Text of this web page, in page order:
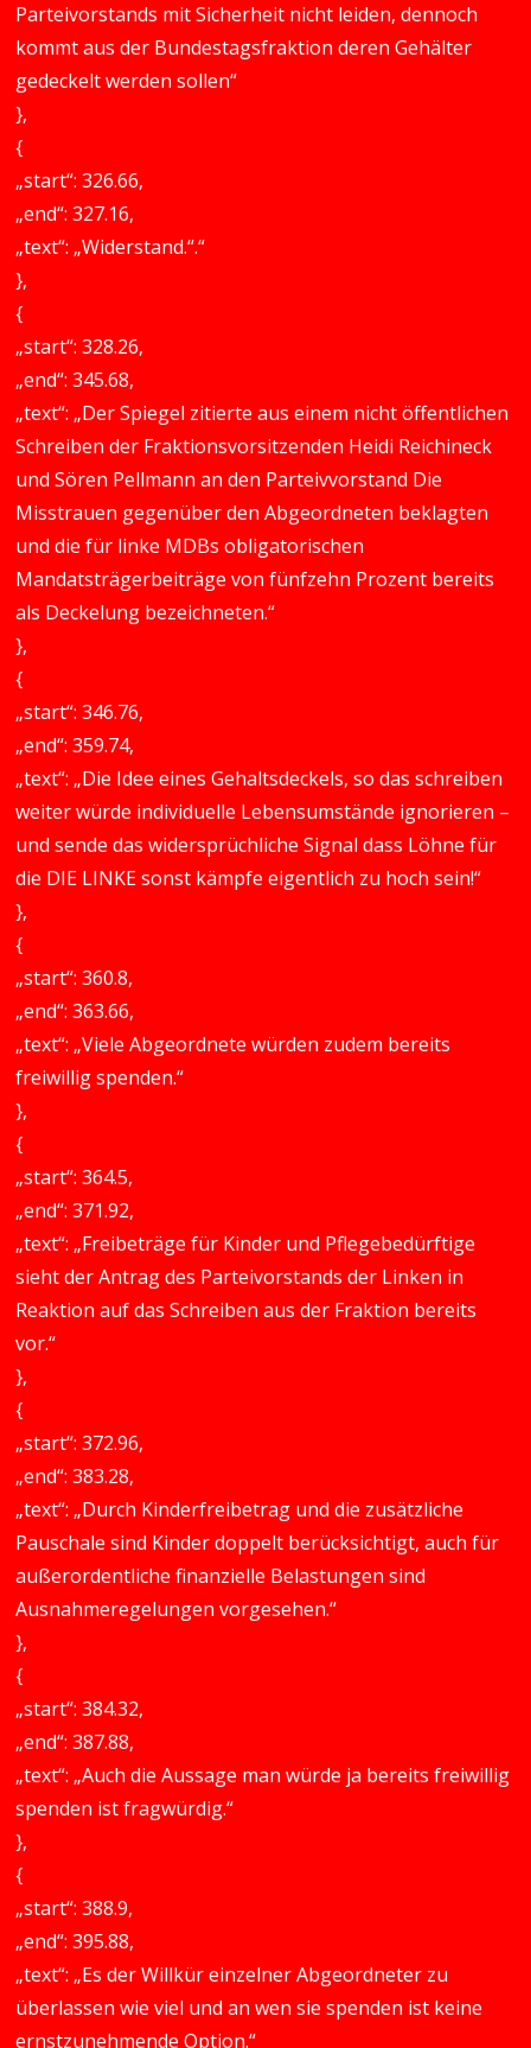
Parteivorstands mit Sicherheit nicht leiden, dennoch
kommt aus der Bundestagsfraktion deren Gehälter
gedeckelt werden sollen“
},
{
„start“: 326.66,
„end“: 327.16,
„text“: „Widerstand.“.“
},
{
„start“: 328.26,
„end“: 345.68,
„text“: „Der Spiegel zitierte aus einem nicht öffentlichen
Schreiben der Fraktionsvorsitzenden Heidi Reichineck
und Sören Pellmann an den Parteivvorstand Die
Misstrauen gegenüber den Abgeordneten beklagten
und die für linke MDBs obligatorischen
Mandatsträgerbeiträge von fünfzehn Prozent bereits
als Deckelung bezeichneten.“
},
{
„start“: 346.76,
„end“: 359.74,
„text“: „Die Idee eines Gehaltsdeckels, so das schreiben
weiter würde individuelle Lebensumstände ignorieren –
und sende das widersprüchliche Signal dass Löhne für
die DIE LINKE sonst kämpfe eigentlich zu hoch sein!“
},
{
„start“: 360.8,
„end“: 363.66,
„text“: „Viele Abgeordnete würden zudem bereits
freiwillig spenden.“
},
{
„start“: 364.5,
„end“: 371.92,
„text“: „Freibeträge für Kinder und Pflegebedürftige
sieht der Antrag des Parteivorstands der Linken in
Reaktion auf das Schreiben aus der Fraktion bereits
vor.“
},
{
„start“: 372.96,
„end“: 383.28,
„text“: „Durch Kinderfreibetrag und die zusätzliche
Pauschale sind Kinder doppelt berücksichtigt, auch für
außerordentliche finanzielle Belastungen sind
Ausnahmeregelungen vorgesehen.“
},
{
„start“: 384.32,
„end“: 387.88,
„text“: „Auch die Aussage man würde ja bereits freiwillig
spenden ist fragwürdig.“
},
{
„start“: 388.9,
„end“: 395.88,
„text“: „Es der Willkür einzelner Abgeordneter zu
überlassen wie viel und an wen sie spenden ist keine
ernstzunehmende Option.“